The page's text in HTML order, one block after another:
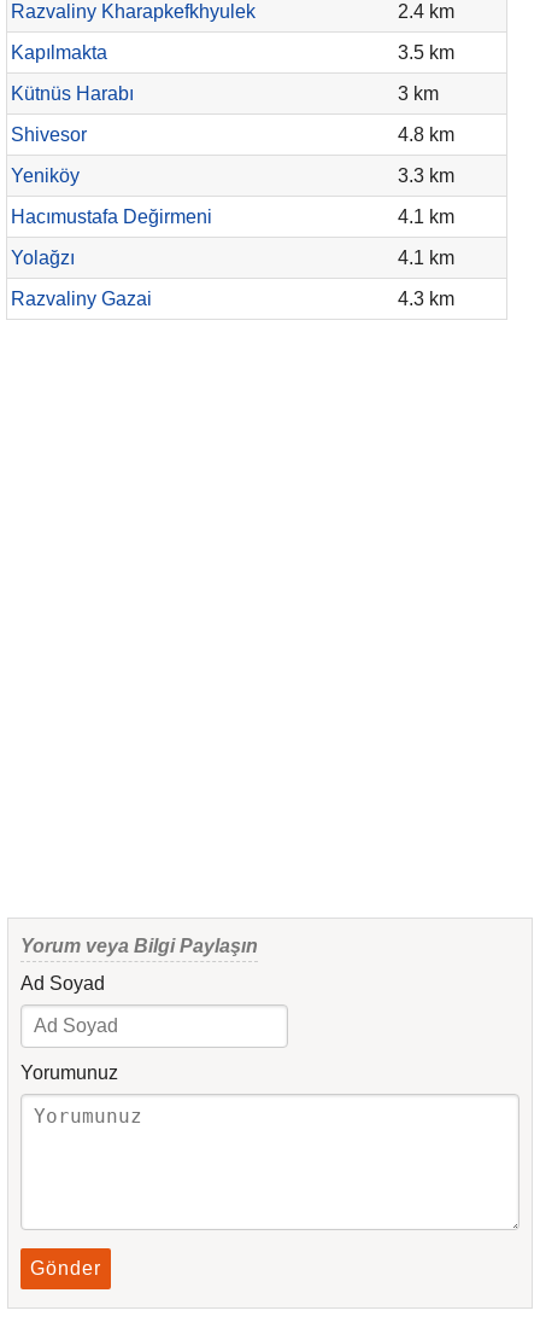
Razvaliny Kharapkefkhyulek
2.4 km
Kapılmakta
3.5 km
Kütnüs Harabı
3 km
Shivesor
4.8 km
Yeniköy
3.3 km
Hacımustafa Değirmeni
4.1 km
Yolağzı
4.1 km
Razvaliny Gazai
4.3 km
Yorum veya Bilgi Paylaşın
Ad Soyad
Yorumunuz
Gönder